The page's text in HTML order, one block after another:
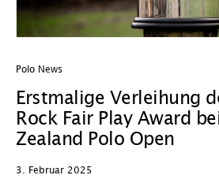
Polo News
Erstmalige Verleihung
Rock Fair Play Award
Zealand Polo Open
3. Februar 2025